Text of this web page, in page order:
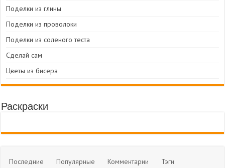
Поделки из глины
Поделки из проволоки
Поделки из соленого теста
Сделай сам
Цветы из бисера
Раскраски
Последние Популярные Комментарии Тэги